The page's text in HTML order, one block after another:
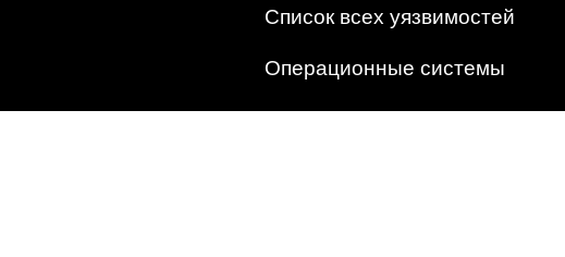
Список всех уязвимостей
Операционные системы